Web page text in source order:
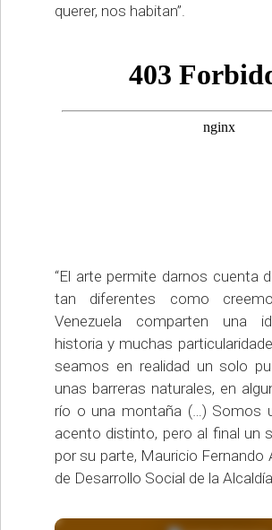
querer, nos habitan”.
“El arte permite darnos cuenta
tan diferentes como
Venezuela comparten una
historia y muchas
seamos en realidad un solo
unas barreras naturales, en
río o una montaña (…) Somos
acento distinto, pero al final un
por su parte, Mauricio Fernando
de Desarrollo Social de la